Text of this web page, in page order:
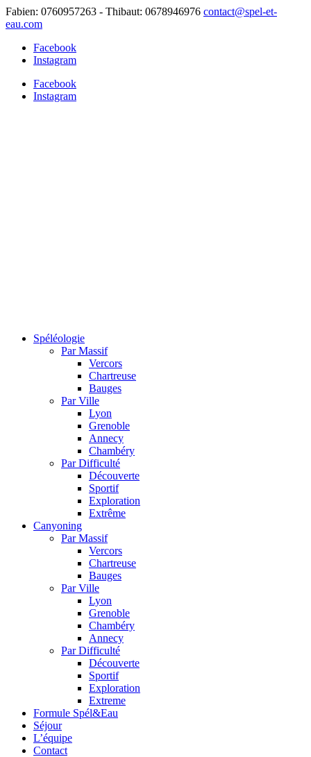
Fabien: 0760957263 - Thibaut: 0678946976 contact@spel-et-
eau.com
Facebook
Instagram
Facebook
Instagram
Spéléologie
Par Massif
Vercors
Chartreuse
Bauges
Par Ville
Lyon
Grenoble
Annecy
Chambéry
Par Difficulté
Découverte
Sportif
Exploration
Extrême
Canyoning
Par Massif
Vercors
Chartreuse
Bauges
Par Ville
Lyon
Grenoble
Chambéry
Annecy
Par Difficulté
Découverte
Sportif
Exploration
Extreme
Formule Spél&Eau
Séjour
L’équipe
Contact